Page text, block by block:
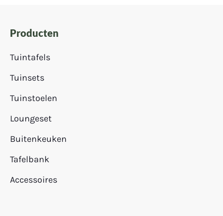
Producten
Tuintafels
Tuinsets
Tuinstoelen
Loungeset
Buitenkeuken
Tafelbank
Accessoires